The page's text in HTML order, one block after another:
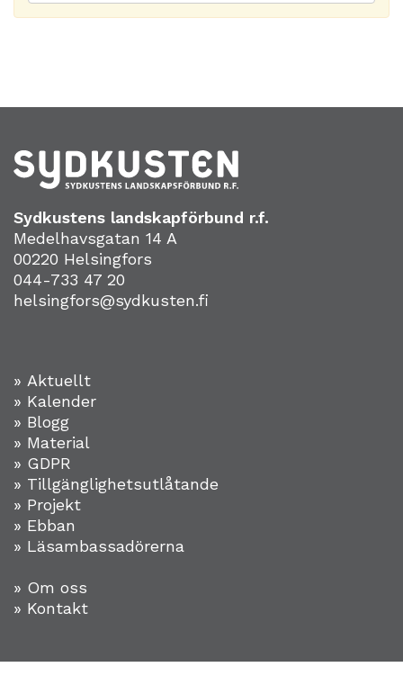
Sydkustens landskapförbund r.f.
Medelhavsgatan 14 A
00220 Helsingfors
044-733 47 20
helsingfors@sydkusten.fi
» Aktuellt
» Kalender
» Blogg
» Material
» GDPR
» Tillgänglighetsutlåtande
» Projekt
» Ebban
» Läsambassadörerna
» Om oss
» Kontakt